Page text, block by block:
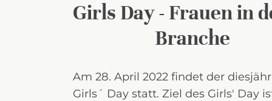
Girls Day - Frauen in
Branche
Am 28. April 2022 findet der
Girls´ Day statt. Ziel des Girls' Day